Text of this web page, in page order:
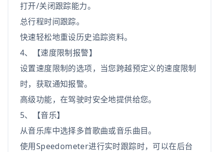
打开/关闭跟踪能力。
总行程时间跟踪。
快速轻松地重设历史追踪资料。
4、【速度限制报警】
设置速度限制的选项，当您跨越预定义的速度限制
时，获取通知报警。
高级功能，在驾驶时安全地提供给您。
5、【音乐】
从音乐库中选择多首歌曲或音乐曲目。
使用Speedometer进行实时跟踪时，可以在后台